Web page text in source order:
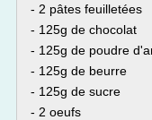
- 2 pâtes feuilletées
- 125g de chocolat
- 125g de poudre
- 125g de beurre
- 125g de sucre
- 2 oeufs